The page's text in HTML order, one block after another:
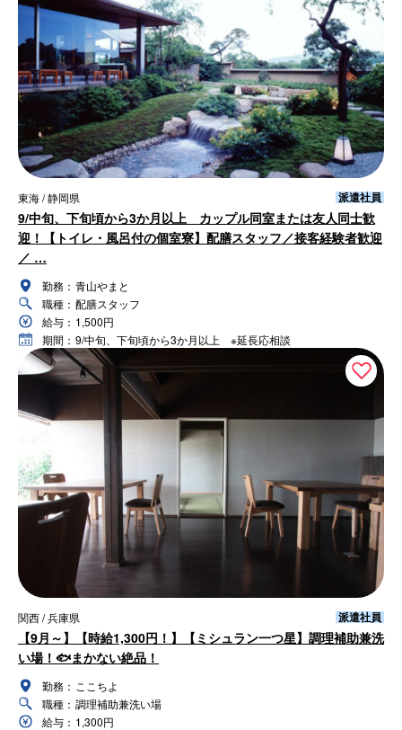
東海 / 静岡県 派遣社員
9/中旬、下旬頃から3か月以上 カップル同室または友人同士歓
迎！【トイレ・風呂付の個室寮】配膳スタッフ／接客経験者歓迎
／ …
勤務： 青山やまと
職種： 配膳スタッフ
給与： 1,500円
期間： 9/中旬、下旬頃から3か月以上 ※延長応相談
関西 / 兵庫県 派遣社員
【9月～】【時給1,300円！】【ミシュラン一つ星】調理補助兼洗
い場！🐟まかない絶品！
勤務： ここちよ
職種： 調理補助兼洗い場
給与： 1,300円